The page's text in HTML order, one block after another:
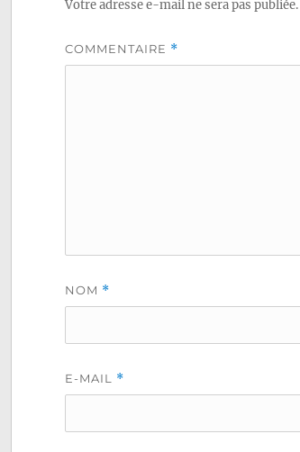
Votre adresse e-mail ne sera pas publiée.
COMMENTAIRE *
NOM *
E-MAIL *